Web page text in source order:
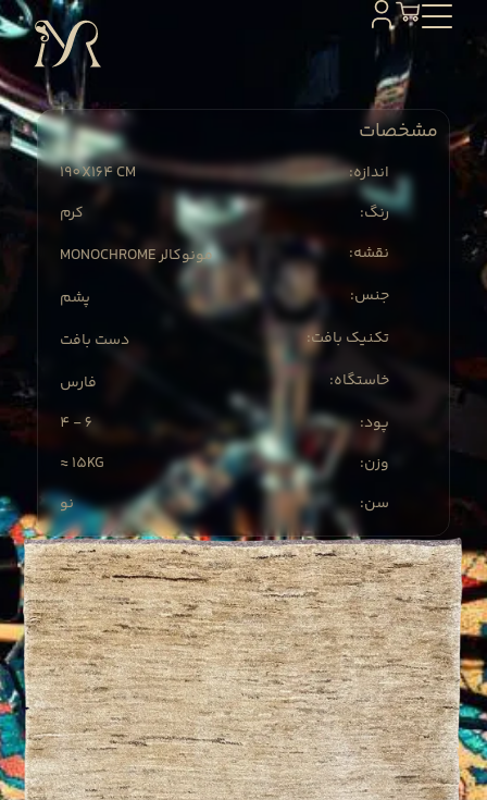
مشخصات
190X164 CM
:اندازه
کرم
:رنگ
MONOCHROME مونوکالر
:نقشه
پشم
:جنس
دست بافت
:تکنیک بافت
فارس
:خاستگاه
4 - 6
:پود
≈ 15KG
:وزن
نو
:سن